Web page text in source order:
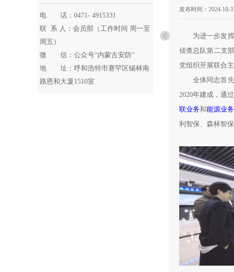
电 话：0471- 4915331
联 系 人：会员部（工作时间 周一至
周五）
微 信：公众号“内蒙古安防”
地 址：呼和浩特市赛罕区锡林南
路恩和大厦1510室
发布时间： 2024-10-
为进一步发
侦查总队第二支
党组织开展联合
全体同志首
2020年建成，通
联业务和‌能源业务
利智保、森林智